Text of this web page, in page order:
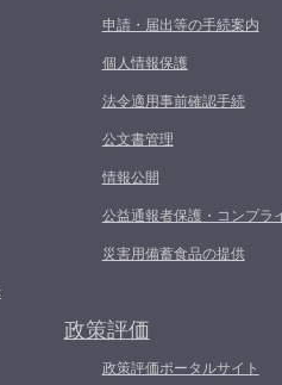
申請・届出等の手続案内
個人情報保護
法令適用事前確認手続
公文書管理
情報公開
公益通報者保護・コンプラ
災害用備蓄食品の提供
政策評価
政策評価ポータルサイト